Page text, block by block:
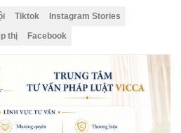
Tiktok
Instagram Stories
thị Facebook